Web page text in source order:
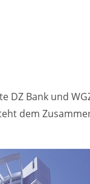
DZ Bank und
dem